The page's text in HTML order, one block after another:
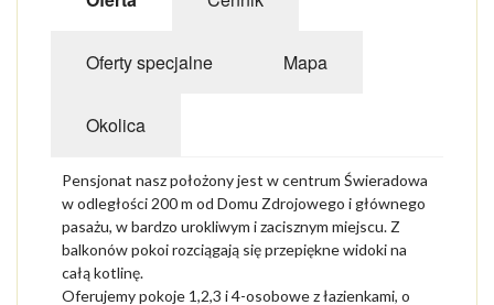
Oferty specjalne Mapa
Okolica
Pensjonat nasz położony jest w centrum Świeradowa
w odległości 200 m od Domu Zdrojowego i głównego
pasażu, w bardzo urokliwym i zacisznym miejscu. Z
balkonów pokoi rozciągają się przepiękne widoki na
całą kotlinę.
Oferujemy pokoje 1,2,3 i 4-osobowe z łazienkami, o